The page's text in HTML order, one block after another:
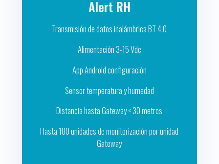
Alert RH
Transmisión de datos inalámbrica BT 4.0
Alimentación 3-15 Vdc
App Android configuración
Sensor temperatura y humedad
Distancia hasta Gateway < 30 metros
Hasta 100 unidades de monitorización por unidad
Gateway